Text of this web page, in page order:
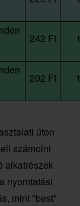
242 Ft
202 Ft
úton
számolni
alkatrészek
nyomtatási
mint "best"